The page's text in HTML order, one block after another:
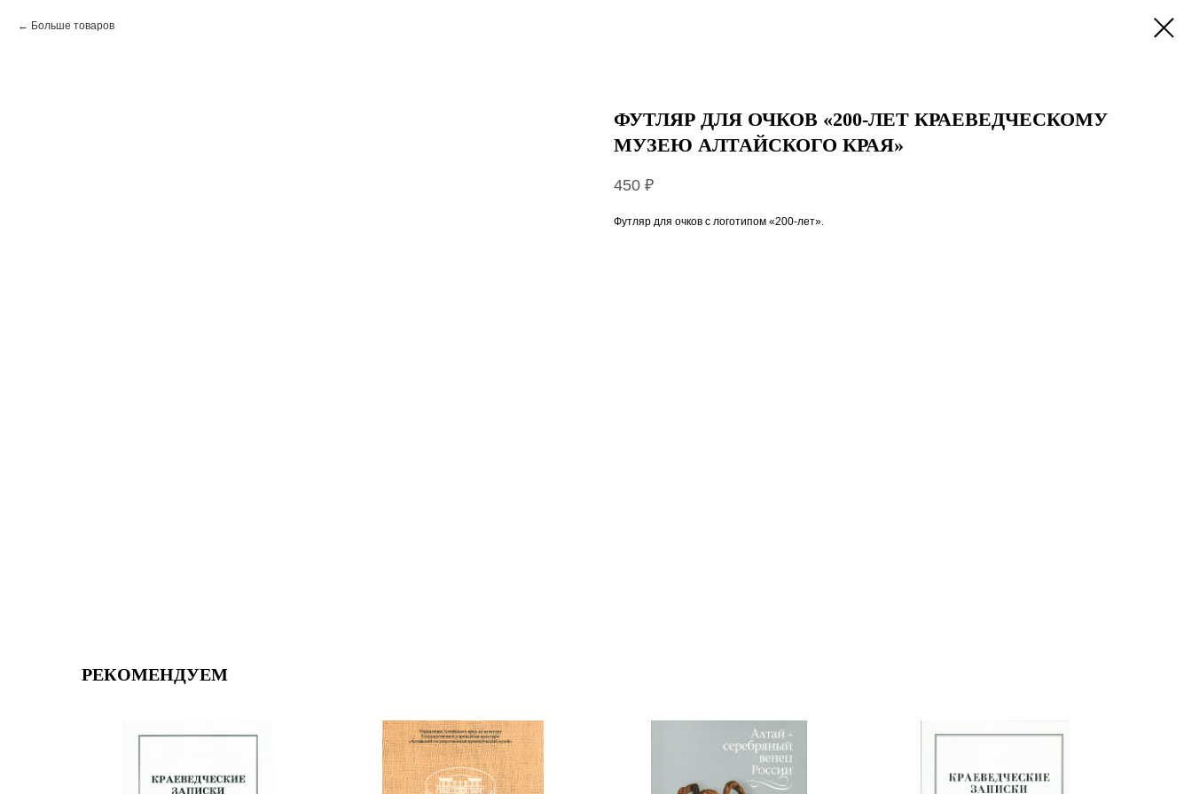
Больше товаров
ФУТЛЯР ДЛЯ ОЧКОВ «200-ЛЕТ КРАЕВЕДЧЕСКОМУ
МУЗЕЮ АЛТАЙСКОГО КРАЯ»
450 ₽
Футляр для очков с логотипом «200-лет».
РЕКОМЕНДУЕМ